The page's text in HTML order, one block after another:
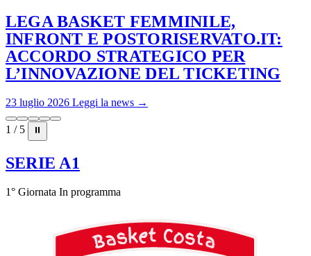
LEGA BASKET FEMMINILE,
INFRONT E POSTORISERVATO.IT:
ACCORDO STRATEGICO PER
L’INNOVAZIONE DEL TICKETING
23 luglio 2026 Leggi la news →
1 / 5 ⏸
SERIE A1
1° Giornata In programma